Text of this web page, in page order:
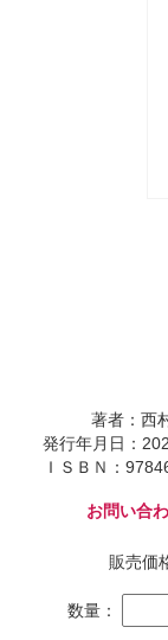
著者：西
発行年月日：
ＩＳＢＮ：
お問い合
販売価
数量：